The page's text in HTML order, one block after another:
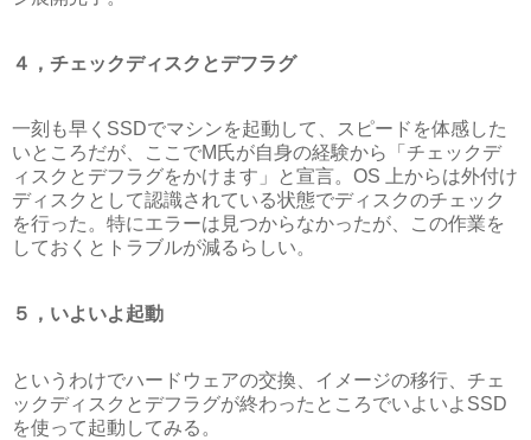
４，チェックディスクとデフラグ
一刻も早くSSDでマシンを起動して、スピードを体感した
いところだが、ここでM氏が自身の経験から「チェックデ
ィスクとデフラグをかけます」と宣言。OS 上からは外付け
ディスクとして認識されている状態でディスクのチェック
を行った。特にエラーは見つからなかったが、この作業を
しておくとトラブルが減るらしい。
５，いよいよ起動
というわけでハードウェアの交換、イメージの移行、チェ
ックディスクとデフラグが終わったところでいよいよSSD
を使って起動してみる。